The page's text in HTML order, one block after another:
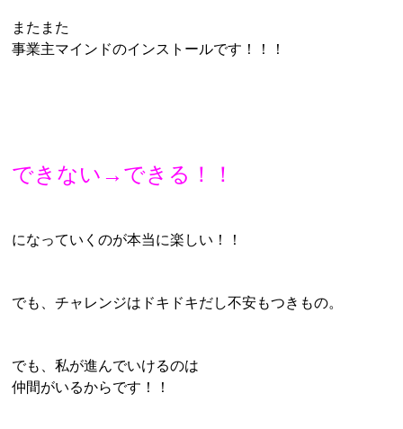
またまた
事業主マインドのインストールです！！！
できない→できる！！
になっていくのが本当に楽しい！！
でも、チャレンジはドキドキだし不安もつきもの。
でも、私が進んでいけるのは
仲間がいるからです！！